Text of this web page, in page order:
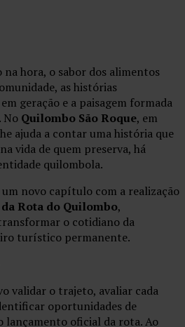
na hora, o sabor dos alimentos
as histórias
geração e a paisagem formada
No Quilombo São Roque, em
ajuda a contar uma história que
vida de quem preserva, há
quilombola.
novo capítulo com a realização
Rota do Quilombo,
o cotidiano da
turístico permanente.
validar o trajeto, avaliar cada
oportunidades de
lançamento oficial da rota. Ao